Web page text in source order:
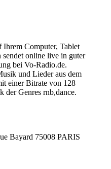
Ihrem Computer, Tablet
online live in guter
bei Vo-Radio.de.
und Lieder aus dem
einer Bitrate von 128
der Genres rnb,dance.
Bayard 75008 PARIS